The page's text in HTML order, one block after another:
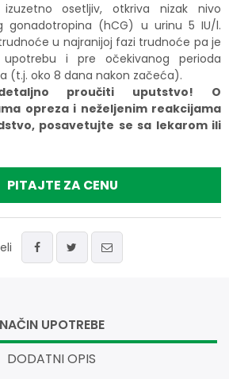
osetljiv, otkriva nizak nivo
gonadotropina (hCG) u urinu 5 IU/l.
u najranijoj fazi trudnoće pa je
i pre očekivanog perioda
(t.j. oko 8 dana nakon začeća).
proučiti uputstvo! O
opreza i neželjenim reakcijama
posavetujte se sa lekarom ili
PITAJTE ZA CENU
NAČIN UPOTREBE
DODATNI OPIS